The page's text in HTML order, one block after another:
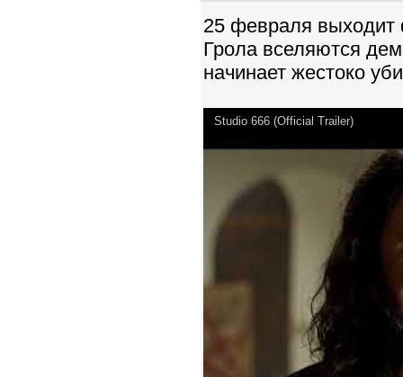
25 февраля выходит
Грола вселяются
начинает жестоко
Studio 666 (Official Trailer)